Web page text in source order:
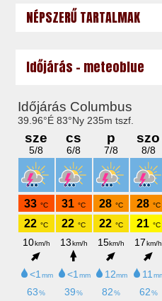
NÉPSZERŰ TARTALMAK
Időjárás - meteoblue